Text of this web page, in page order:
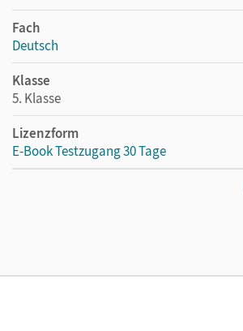
Fach
Deutsch
Klasse
5. Klasse
Lizenzform
E-Book Testzugang 30 Tage